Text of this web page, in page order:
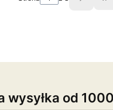
wysyłka od